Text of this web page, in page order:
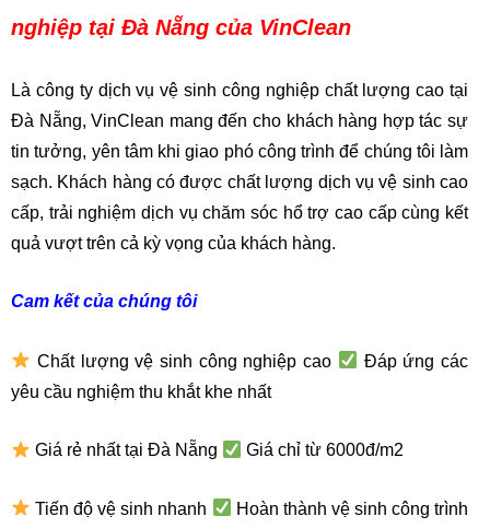
nghiệp tại Đà Nẵng của VinClean
Là công ty dịch vụ vệ sinh công nghiệp chất lượng cao tại
Đà Nẵng, VinClean mang đến cho khách hàng hợp tác sự
tin tưởng, yên tâm khi giao phó công trình để chúng tôi làm
sạch. Khách hàng có được chất lượng dịch vụ vệ sinh cao
cấp, trải nghiệm dịch vụ chăm sóc hổ trợ cao cấp cùng kết
quả vượt trên cả kỳ vọng của khách hàng.
Cam kết của chúng tôi
Chất lượng vệ sinh công nghiệp cao
Đáp ứng các
yêu cầu nghiệm thu khắt khe nhất
Giá rẻ nhất tại Đà Nẵng Giá chỉ từ 6000đ/m2
Tiến độ vệ sinh nhanh
Hoàn thành vệ sinh công trình